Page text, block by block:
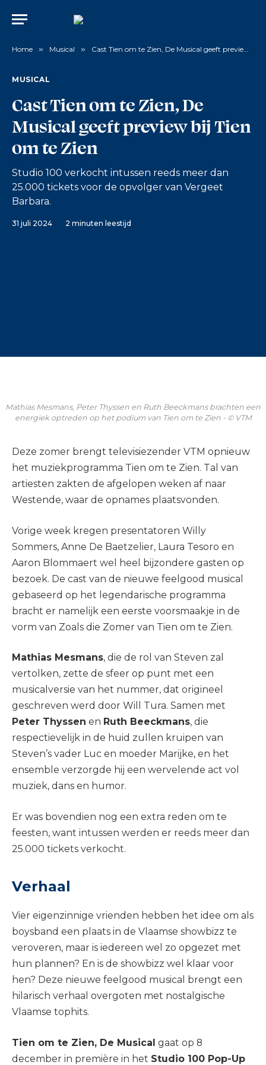
Home » Musical » Cast Tien om te Zien, De Musical geeft preview bij Tien om te Zien
MUSICAL
Cast Tien om te Zien, De
Musical geeft preview bij Tien
om te Zien
Studio 100 verkocht intussen reeds meer dan
25.000 tickets voor de opvolger van Vergeet
Barbara.
31 juli 2024 2 minuten leestijd
Mathias Mesmans, Peter Thyssen en Ruth Beeckmans brachten een
energiek optreden op het podium van Tien om te Zien - © VTM
Deze zomer brengt televisiezender VTM opnieuw
het muziekprogramma Tien om te Zien. Tal van
artiesten zakten de afgelopen weken af naar
Westende, waar de opnames plaatsvonden.
Vorige week kregen presentatoren Willy
Sommers, Anne De Baetzelier, Laura Tesoro en
Aaron Blommaert wel heel bijzondere gasten op
bezoek. De cast van de nieuwe feelgood musical
gebaseerd op het legendarische programma
bracht er namelijk een eerste voorsmaakje in de
vorm van Zoals die Zomer van Tien om te Zien.
Mathias Mesmans, die de rol van Steven zal
vertolken, zette de sfeer op punt met een
musicalversie van het nummer, dat origineel
geschreven werd door Will Tura. Samen met
Peter Thyssen en Ruth Beeckmans, die
respectievelijk in de huid zullen kruipen van
Steven’s vader Luc en moeder Marijke, en het
ensemble verzorgde hij een wervelende act vol
muziek, dans en humor.
Er was bovendien nog een extra reden om te
feesten, want intussen werden er reeds meer dan
25.000 tickets verkocht.
Verhaal
Vier eigenzinnige vrienden hebben het idee om als
boysband een plaats in de Vlaamse showbizz te
veroveren, maar is iedereen wel zo opgezet met
hun plannen? En is de showbizz wel klaar voor
hen? Deze nieuwe feelgood musical brengt een
hilarisch verhaal overgoten met nostalgische
Vlaamse tophits.
Tien om te Zien, De Musical gaat op 8
december in première in het Studio 100 Pop-Up